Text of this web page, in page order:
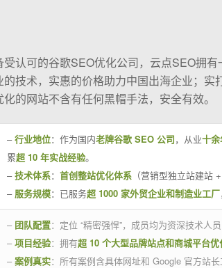
认可的谷歌SEO优化公司，云点SEO拥
的技术，实惠的价格助力中国出海企业；
的网站不含有任何黑帽手法，安全有效。
–行业地位：作为国内老牌谷歌 SEO 公司，从业十
累超 10 年实战经验。
–技术体系： 首创整站优化体系 （营销型独立站建站
– 服务规模：已服务超 1000 家外贸企业和制造业工厂
– 团队配置：定位 “精密强悍”，成员均为资深技术人
– 项目经验：拥有超 10 个大型品牌站点和商城平台优
– 案例真实：所有案例含具体网址和 Google 官方站长